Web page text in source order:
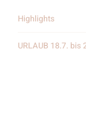
Highlights
• Verschickt von
URLAUB 18.7. bis